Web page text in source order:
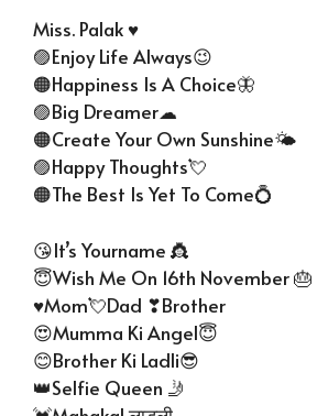
Miss. Palak ♥
🟣Enjoy Life Always😉
🟠Happiness Is A Choice🦋
🟣Big Dreamer☁
🟠Create Your Own Sunshine🌤
🟣Happy Thoughts💘
🟠The Best Is Yet To Come💍
😘It’s Yourname 👸
😇Wish Me On 16th November 🎂
♥Mom💘Dad ❣Brother
😍Mumma Ki Angel😇
😊Brother Ki Ladli😎
👑Selfie Queen 🤳